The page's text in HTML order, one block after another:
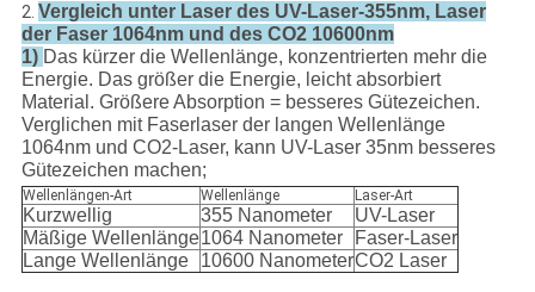
2. Vergleich unter Laser des UV-Laser-355nm, Laser
der Faser 1064nm und des CO2 10600nm
1) Das kürzer die Wellenlänge, konzentrierten mehr die
Energie. Das größer die Energie, leicht absorbiert
Material. Größere Absorption = besseres Gütezeichen.
Verglichen mit Faserlaser der langen Wellenlänge
1064nm und CO2-Laser, kann UV-Laser 35nm besseres
Gütezeichen machen;
Wellenlängen-Art Wellenlänge Laser-Art
Kurzwellig 355 Nanometer
UV-Laser
Mäßige Wellenlänge1064 Nanometer
Faser-Laser
Lange Wellenlänge
10600 NanometerCO2 Laser